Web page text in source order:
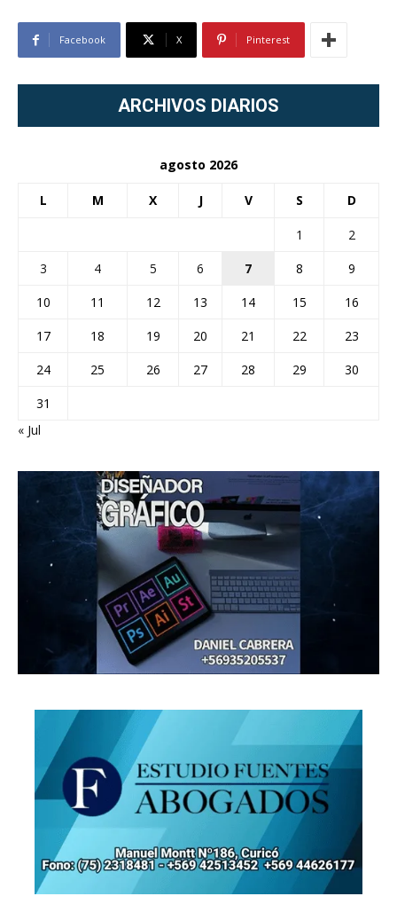
Facebook X Pinterest
ARCHIVOS DIARIOS
agosto 2026
L M X J V S D
1
2
3
4 5 6 7 8
9
10
11 12 13 14 15
16
17
18 19 20 21 22
23
24
25 26 27 28 29
30
31
« Jul